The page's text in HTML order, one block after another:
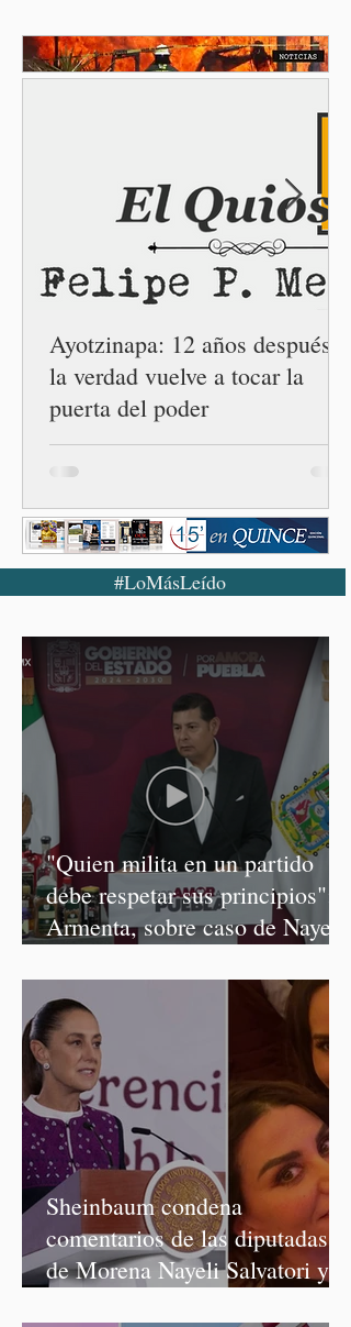
también recupera la
esperanza de vivir sin
Igualdad, Bienestar, Redes,
Emancipación) número 62 y
la Casa Carmen Serdán
número 25 en el estado, la
cuarta en la c
Ayotzinapa: 12 años después,
la verdad vuelve a tocar la
puerta del poder
#LoMásLeído
"Quien milita en un partido
debe respetar sus principios":
Armenta, sobre caso de Nayeli
Sheinbaum condena
comentarios de las diputadas
de Morena Nayeli Salvatori y